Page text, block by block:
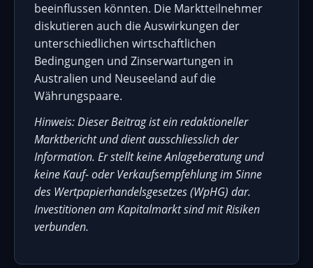
beeinflussen könnten. Die Marktteilnehmer
diskutieren auch die Auswirkungen der
unterschiedlichen wirtschaftlichen
Bedingungen und Zinserwartungen in
Australien und Neuseeland auf die
Währungspaare.
Hinweis: Dieser Beitrag ist ein redaktioneller
Marktbericht und dient ausschliesslich der
Information. Er stellt keine Anlageberatung und
keine Kauf- oder Verkaufsempfehlung im Sinne
des Wertpapierhandelsgesetzes (WpHG) dar.
Investitionen am Kapitalmarkt sind mit Risiken
verbunden.